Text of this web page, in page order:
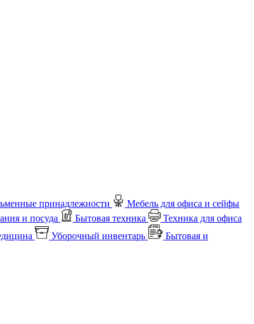
принадлежности
Мебель для офиса и сейфы
и посуда Бытовая техника
Техника для офиса
Уборочный инвентарь
Бытовая и